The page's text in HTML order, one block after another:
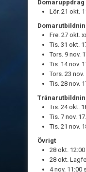
Domaruppdrag
Lör. 21 okt.
Fre. 27 okt.
Tis. 31 okt.
Tors. 9 nov.
Tis. 14 nov.
Tors. 23
Tis. 28
Tis. 24 okt.
Tis. 7 nov.
Tis. 21 nov.
Övrigt
28 okt.
28 okt.
4 nov. 11:00